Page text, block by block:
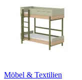
Möbel & Textilien